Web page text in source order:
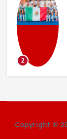
2
Copyright ©